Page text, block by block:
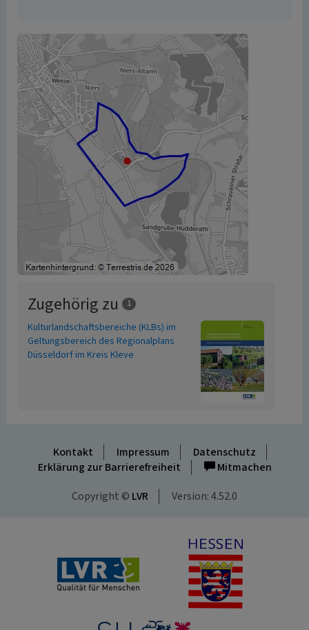
Zugehörig zu 1
Kulturlandschaftsbereiche (KLBs) im
Geltungsbereich des Regionalplans
Düsseldorf im Kreis Kleve
Kontakt Impressum
Datenschutz
Erklärung zur Barrierefreiheit
Mitmachen
Copyright © LVR Version: 4.52.0